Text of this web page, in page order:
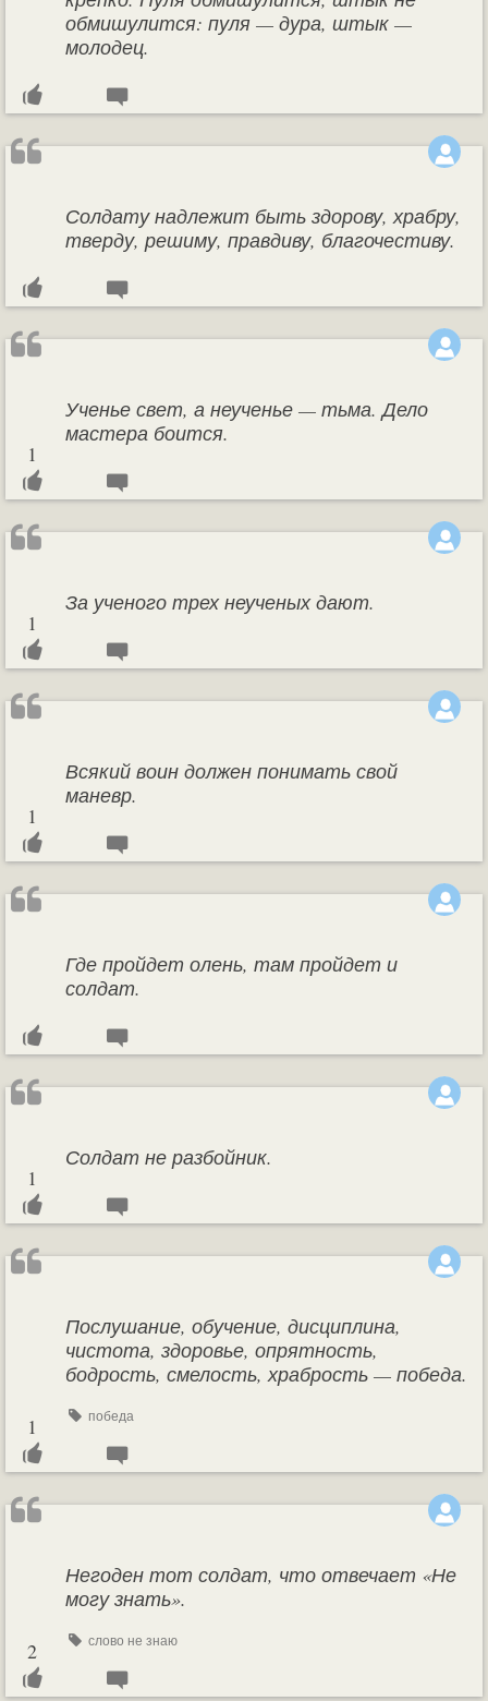
обмишулится: пуля — дура, штык —
молодец.
Солдату надлежит быть здорову, храбру,
тверду, решиму, правдиву, благочестиву.
Ученье свет, а неученье — тьма. Дело
мастера боится.
1
За ученого трех неученых дают.
1
Всякий воин должен понимать свой
маневр.
1
Где пройдет олень, там пройдет и
солдат.
Солдат не разбойник.
1
Послушание, обучение, дисциплина,
чистота, здоровье, опрятность,
бодрость, смелость, храбрость — победа.
победа
1
Негоден тот солдат, что отвечает «Не
могу знать».
слово не знаю
2